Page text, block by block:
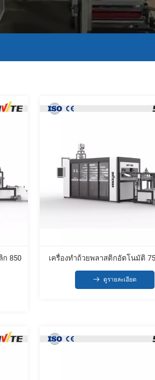
ก 850
เครื่องทำถ้วยพลาสติกอัตโนมัติ
ดูรายละเอียด